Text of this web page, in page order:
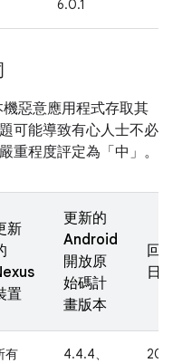
6.0.1
惡意應用程式存取其
可能導致有心人士不必
重程度評定為「中」。
新
置
更新的
Android
開放原
始碼計
畫版本
回
日
有
4.4.4、